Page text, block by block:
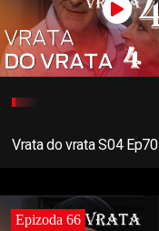
Vrata do vrata S04 Ep70
Epizoda 66